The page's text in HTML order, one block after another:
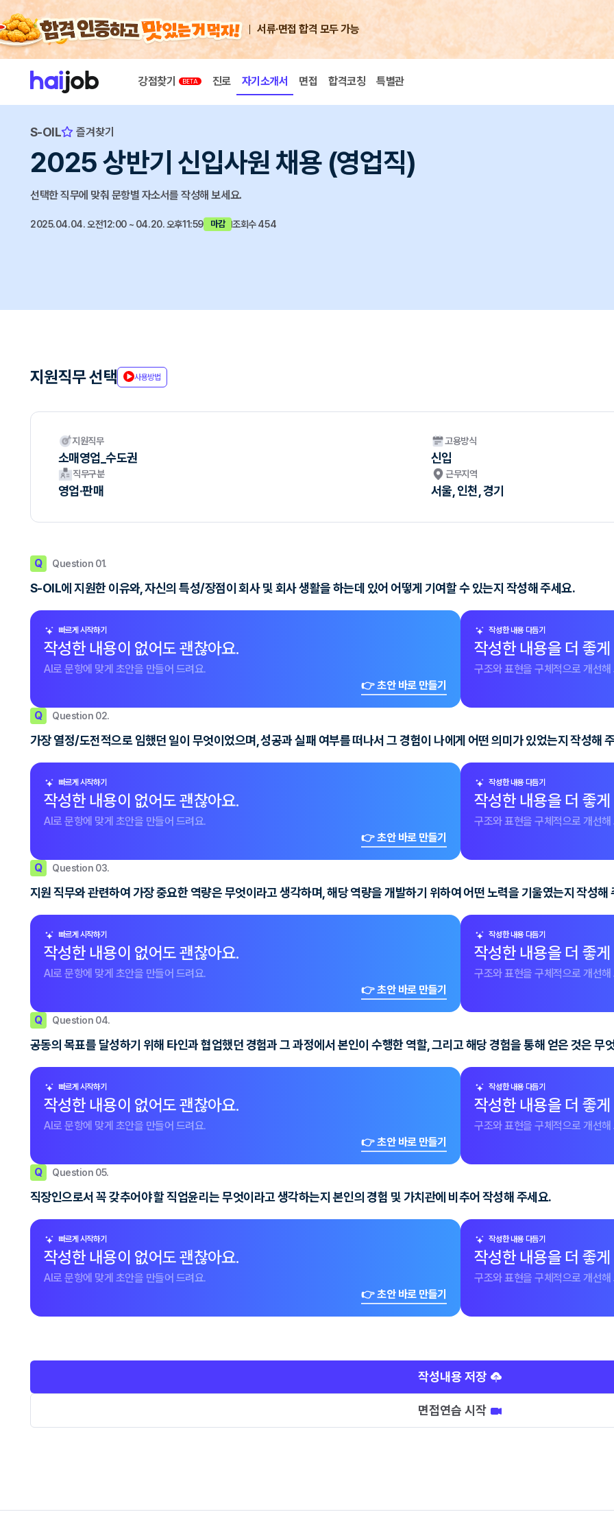
서류·면접 합격 모두 가능
강점찾기 진로 자기소개서 면접 합격코칭 특별관
S-OIL 즐겨찾기
2025 상반기 신입사원 채용 (영업직)
선택한 직무에 맞춰 문항별 자소서를 작성해 보세요.
2025.04.04. 오전12:00 ~ 04.20. 오후11:59 마감 조회수 454
지원직무 선택 사용방법
지원직무
소매영업_수도권
고용방식
신입
직무구분
영업·판매
근무지역
서울, 인천, 경기
Q Question 01.
S-OIL에 지원한 이유와, 자신의 특성/장점이 회사 및 회사 생활을 하는데 있어 어떻게 기여할 수 있는지 작성해 주세요.
빠르게 시작하기
작성한 내용이 없어도 괜찮아요.
AI로 문항에 맞게 초안을 만들어 드려요.
👉 초안 바로 만들기
작성한 내용 다듬기
작성한 내용을 더 좋
구조와 표현을 구체적으로 개선해
Q Question 02.
가장 열정/도전적으로 임했던 일이 무엇이었으며, 성공과 실패 여부를 떠나서 그 경험이 나에게 어떤 의미가 있었는지 작성해
빠르게 시작하기
작성한 내용이 없어도 괜찮아요.
AI로 문항에 맞게 초안을 만들어 드려요.
👉 초안 바로 만들기
작성한 내용 다듬기
작성한 내용을 더 좋
구조와 표현을 구체적으로 개선해
Q Question 03.
지원 직무와 관련하여 가장 중요한 역량은 무엇이라고 생각하며, 해당 역량을 개발하기 위하여 어떤 노력을 기울였는지 작성해
빠르게 시작하기
작성한 내용이 없어도 괜찮아요.
AI로 문항에 맞게 초안을 만들어 드려요.
👉 초안 바로 만들기
작성한 내용 다듬기
작성한 내용을 더 좋
구조와 표현을 구체적으로 개선해
Q Question 04.
공동의 목표를 달성하기 위해 타인과 협업했던 경험과 그 과정에서 본인이 수행한 역할, 그리고 해당 경험을 통해 얻은 것은 무
빠르게 시작하기
작성한 내용이 없어도 괜찮아요.
AI로 문항에 맞게 초안을 만들어 드려요.
👉 초안 바로 만들기
작성한 내용 다듬기
작성한 내용을 더 좋
구조와 표현을 구체적으로 개선해
Q Question 05.
직장인으로서 꼭 갖추어야 할 직업윤리는 무엇이라고 생각하는지 본인의 경험 및 가치관에 비추어 작성해 주세요.
빠르게 시작하기
작성한 내용이 없어도 괜찮아요.
AI로 문항에 맞게 초안을 만들어 드려요.
👉 초안 바로 만들기
작성한 내용 다듬기
작성한 내용을 더 좋
구조와 표현을 구체적으로 개선해
작성내용 저장
면접연습 시작